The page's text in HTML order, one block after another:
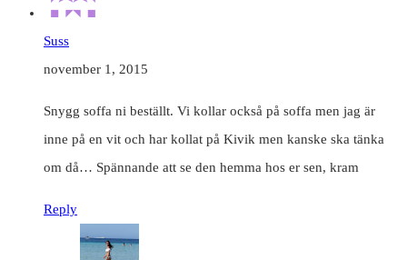
Suss
november 1, 2015
Snygg soffa ni beställt. Vi kollar också på soffa men jag är
inne på en vit och har kollat på Kivik men kanske ska tänka
om då… Spännande att se den hemma hos er sen, kram
Reply